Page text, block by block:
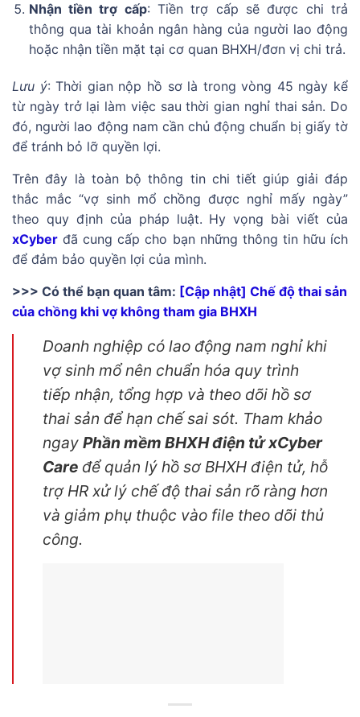
Nhận tiền trợ cấp: Tiền trợ cấp sẽ được chi trả
thông qua tài khoản ngân hàng của người lao động
hoặc nhận tiền mặt tại cơ quan BHXH/đơn vị chi trả.
Lưu ý: Thời gian nộp hồ sơ là trong vòng 45 ngày kể
từ ngày trở lại làm việc sau thời gian nghỉ thai sản. Do
đó, người lao động nam cần chủ động chuẩn bị giấy tờ
để tránh bỏ lỡ quyền lợi.
Trên đây là toàn bộ thông tin chi tiết giúp giải đáp
thắc mắc “vợ sinh mổ chồng được nghỉ mấy ngày”
theo quy định của pháp luật. Hy vọng bài viết của
xCyber đã cung cấp cho bạn những thông tin hữu ích
để đảm bảo quyền lợi của mình.
>>> Có thể bạn quan tâm: [Cập nhật] Chế độ thai sản
của chồng khi vợ không tham gia BHXH
Doanh nghiệp có lao động nam nghỉ khi
vợ sinh mổ nên chuẩn hóa quy trình
tiếp nhận, tổng hợp và theo dõi hồ sơ
thai sản để hạn chế sai sót. Tham khảo
ngay Phần mềm BHXH điện tử xCyber
Care để quản lý hồ sơ BHXH điện tử, hỗ
trợ HR xử lý chế độ thai sản rõ ràng hơn
và giảm phụ thuộc vào file theo dõi thủ
công.